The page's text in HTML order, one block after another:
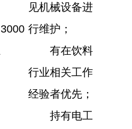
3000
见机械设备进
行维护；
有在饮料
行业相关工作
经验者优先；
持有电工